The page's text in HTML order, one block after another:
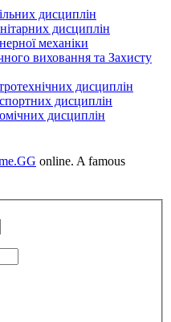
дисциплін
дисциплін
механіки
виховання та Захисту
дисциплін
дисциплін
дисциплін
online. A famous